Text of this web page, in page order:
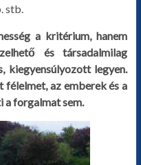
stb.
a kritérium, hanem
és társadalmilag
kiegyensúlyozott legyen.
félelmet, az emberek és a
a forgalmat sem.